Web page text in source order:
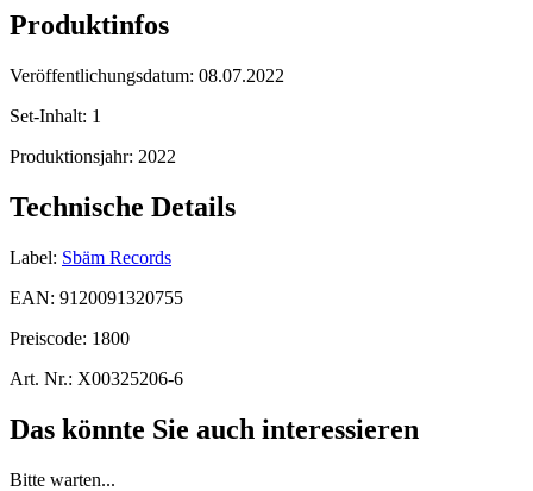
Produktinfos
Veröffentlichungsdatum: 08.07.2022
Set-Inhalt: 1
Produktionsjahr: 2022
Technische Details
Label: Sbäm Records
EAN: 9120091320755
Preiscode: 1800
Art. Nr.: X00325206-6
Das könnte Sie auch interessieren
Bitte warten...